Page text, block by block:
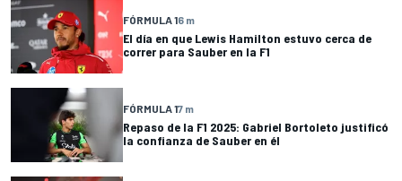
FÓRMULA 16 m
El día en que Lewis Hamilton estuvo cerca de
correr para Sauber en la F1
FÓRMULA 17 m
Repaso de la F1 2025: Gabriel Bortoleto justificó
la confianza de Sauber en él